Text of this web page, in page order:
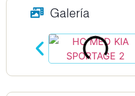
Galería